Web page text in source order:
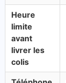
Heure
limite
avant
livrer les
colis